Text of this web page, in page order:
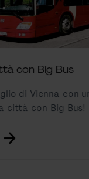
con Big Bus
di Vienna con
città con Big Bus!